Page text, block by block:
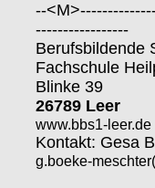
--
-----------------
Berufsbildende
Fachschule
Blinke 39
26789 Leer
www.bbs1-leer.de
Kontakt: Gesa
g.boeke-